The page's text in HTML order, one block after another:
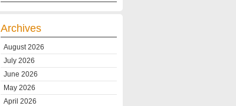
Archives
August 2026
July 2026
June 2026
May 2026
April 2026